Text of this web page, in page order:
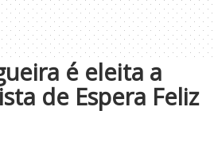
é eleita a
de Espera Feliz